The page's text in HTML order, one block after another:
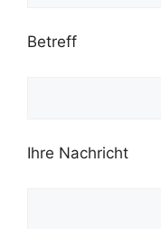
Betreff
Ihre Nachricht